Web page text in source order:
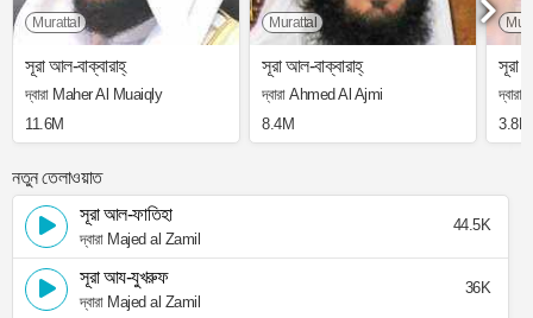
Murattal
সূরা আল-বাক্বারাহ্
দ্বারা Maher Al Muaiqly
11.6M
Murattal
সূরা আল-বাক্বারাহ্
দ্বারা Ahmed Al Ajmi
8.4M
সূরা
3.8M
নতুন তেলাওয়াত
সূরা আল-ফাতিহা
দ্বারা Majed al Zamil
44.5K
সূরা আয-যুখরুফ
দ্বারা Majed al Zamil
36K